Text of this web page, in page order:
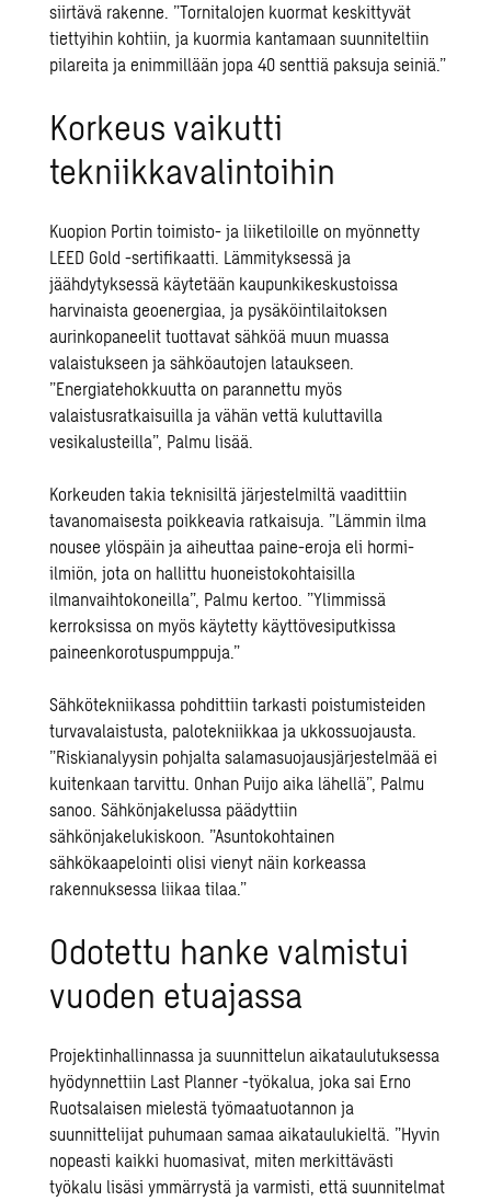
siirtävä rakenne. ”Tornitalojen kuormat keskittyvät
tiettyihin kohtiin, ja kuormia kantamaan suunniteltiin
pilareita ja enimmillään jopa 40 senttiä paksuja seiniä.”
Korkeus vaikutti
tekniikkavalintoihin
Kuopion Portin toimisto- ja liiketiloille on myönnetty
LEED Gold -sertifikaatti. Lämmityksessä ja
jäähdytyksessä käytetään kaupunkikeskustoissa
harvinaista geoenergiaa, ja pysäköintilaitoksen
aurinkopaneelit tuottavat sähköä muun muassa
valaistukseen ja sähköautojen lataukseen.
”Energiatehokkuutta on parannettu myös
valaistusratkaisuilla ja vähän vettä kuluttavilla
vesikalusteilla”, Palmu lisää.
Korkeuden takia teknisiltä järjestelmiltä vaadittiin
tavanomaisesta poikkeavia ratkaisuja. ”Lämmin ilma
nousee ylöspäin ja aiheuttaa paine-eroja eli hormi-
ilmiön, jota on hallittu huoneistokohtaisilla
ilmanvaihtokoneilla”, Palmu kertoo. ”Ylimmissä
kerroksissa on myös käytetty käyttövesiputkissa
paineenkorotuspumppuja.”
Sähkötekniikassa pohdittiin tarkasti poistumisteiden
turvavalaistusta, palotekniikkaa ja ukkossuojausta.
”Riskianalyysin pohjalta salamasuojausjärjestelmää ei
kuitenkaan tarvittu. Onhan Puijo aika lähellä”, Palmu
sanoo. Sähkönjakelussa päädyttiin
sähkönjakelukiskoon. ”Asuntokohtainen
sähkökaapelointi olisi vienyt näin korkeassa
rakennuksessa liikaa tilaa.”
Odotettu hanke valmistui
vuoden etuajassa
Projektinhallinnassa ja suunnittelun aikataulutuksessa
hyödynnettiin Last Planner -työkalua, joka sai Erno
Ruotsalaisen mielestä työmaatuotannon ja
suunnittelijat puhumaan samaa aikataulukieltä. ”Hyvin
nopeasti kaikki huomasivat, miten merkittävästi
työkalu lisäsi ymmärrystä ja varmisti, että suunnitelmat